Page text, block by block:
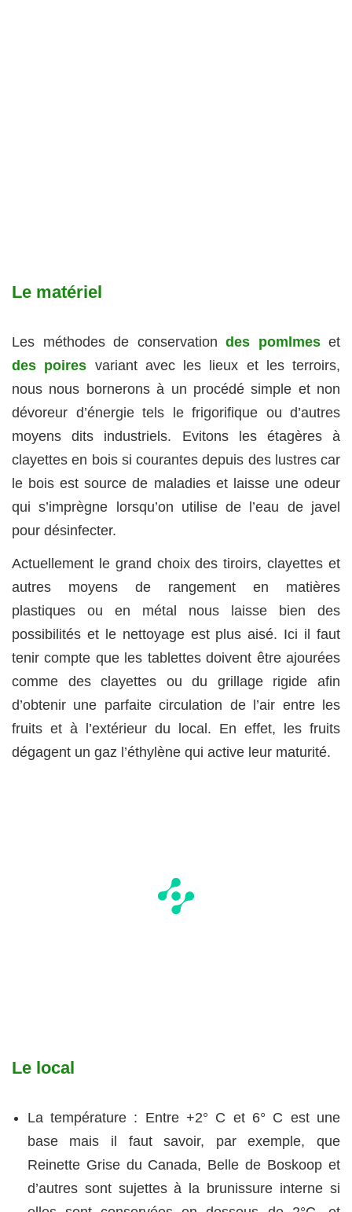
Le matériel
Les méthodes de conservation des pomlmeset
des poires variant avec les lieux et les terroirs,
nous nous bornerons à un procédé simple et non
dévoreur d’énergie tels le frigorifique ou d’autres
moyens dits industriels. Evitons les étagères à
clayettes en bois si courantes depuis des lustres car
le bois est source de maladies et laisse une odeur
qui s’imprègne lorsqu’on utilise de l’eau de javel
pour désinfecter.
Actuellement le grand choix des tiroirs, clayettes et
autres moyens de rangement en matières
plastiques ou en métal nous laisse bien des
possibilités et le nettoyage est plus aisé. Ici il faut
tenir compte que les tablettes doivent être ajourées
comme des clayettes ou du grillage rigide afin
d’obtenir une parfaite circulation de l’air entre les
fruits et à l’extérieur du local. En effet, les fruits
dégagent un gaz l’éthylène qui active leur maturité.
Le local
La température : Entre +2° C et 6° C est une
base mais il faut savoir, par exemple, que
Reinette Grise du Canada, Belle de Boskoop et
d’autres sont sujettes à la brunissure interne si